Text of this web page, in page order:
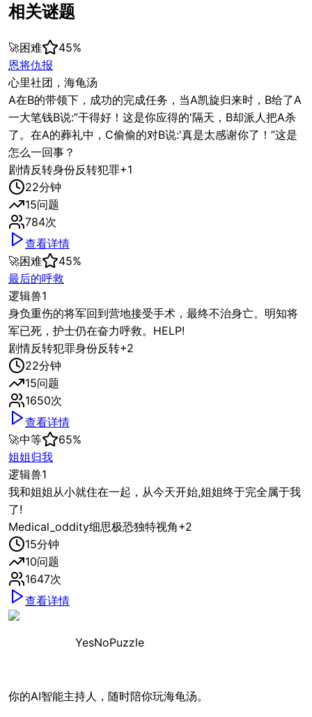
相关谜题
🚀困难 45%
恩将仇报
心里社团，海龟汤
A在B的带领下，成功的完成任务，当A凯旋归来时，B给了A
一大笔钱B说:”干得好！这是你应得的'隔天，B却派人把A杀
了。在A的葬礼中，C偷偷的对B说:'真是太感谢你了！”这是
怎么一回事？
剧情反转身份反转犯罪+1
22分钟
15问题
784次
查看详情
🚀困难 45%
最后的呼救
逻辑兽1
身负重伤的将军回到营地接受手术，最终不治身亡。明知将
军已死，护士仍在奋力呼救。HELP!
剧情反转犯罪身份反转+2
22分钟
15问题
1650次
查看详情
🚀中等 65%
姐姐归我
逻辑兽1
我和姐姐从小就住在一起，从今天开始,姐姐终于完全属于我
了!
Medical_oddity细思极恐独特视角+2
15分钟
10问题
1647次
查看详情
YesNoPuzzle
你的AI智能主持人，随时陪你玩海龟汤。